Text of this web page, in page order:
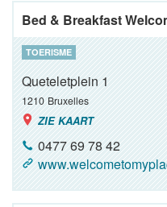
Bed & Breakfast
TOERISME
Queteletplein 1
1210 Bruxelles
ZIE KAART
0477 69 78 42